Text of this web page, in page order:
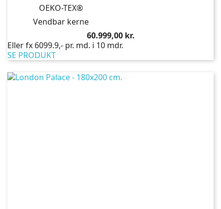
OEKO-TEX®
Vendbar kerne
Pris
60.999,00 kr.
Eller fx 6099.9,- pr. md. i 10 mdr.
SE PRODUKT